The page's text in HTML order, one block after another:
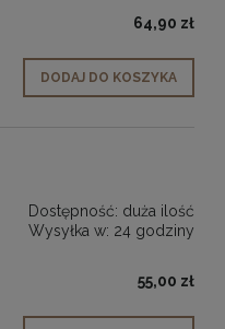
64,90 zł
DODAJ DO KOSZYKA
Dostępność: duża ilość
Wysyłka w: 24 godziny
55,00 zł